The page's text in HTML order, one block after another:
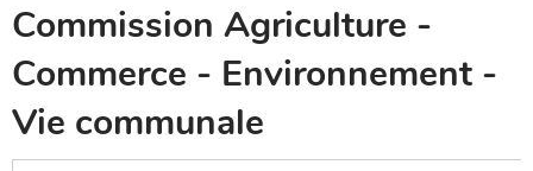
Commission Agriculture -
Commerce - Environnement -
Vie communale